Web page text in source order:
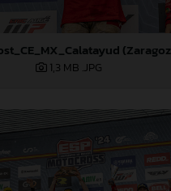
1,3 MB .JPG